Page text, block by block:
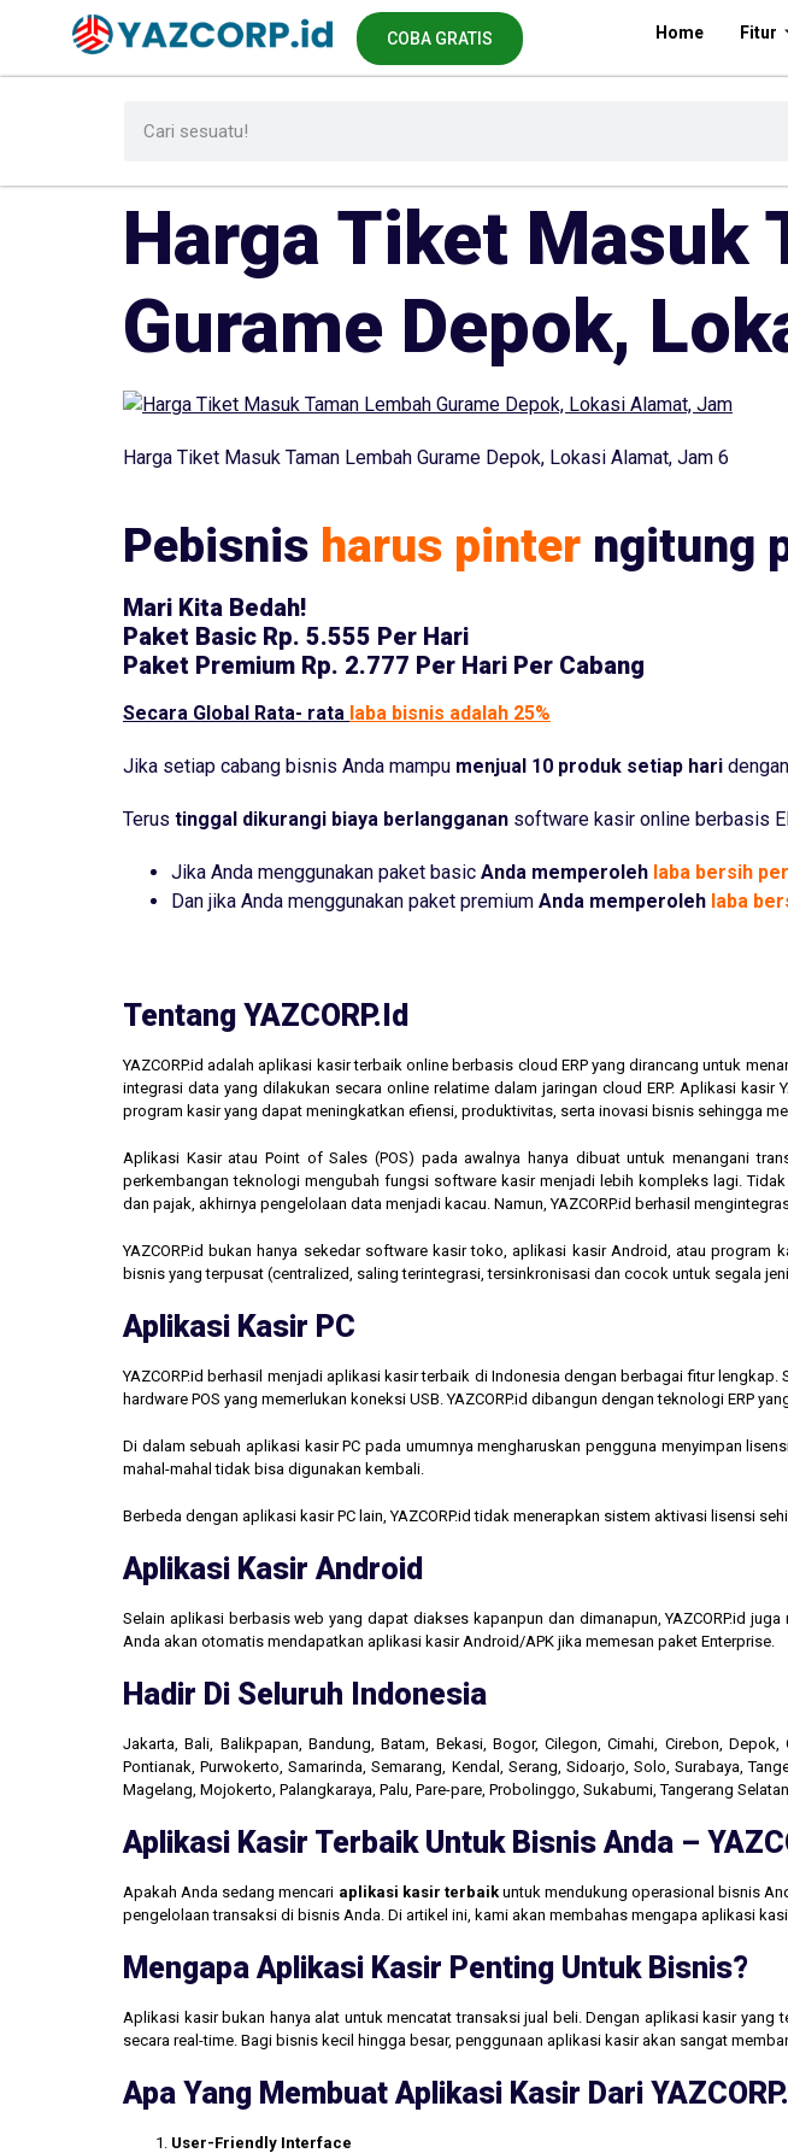
COBA GRATIS Home Fitur
Harga Tiket Masuk
Gurame Depok,
Harga Tiket Masuk Taman Lembah Gurame Depok, Lokasi Alamat, Jam 6
Pebisnis harus pinter ngitung
Mari Kita Bedah!
Paket Basic Rp. 5.555 Per Hari
Paket Premium Rp. 2.777 Per Hari Per Cabang
Secara Global Rata- rata laba bisnis adalah 25%
Jika setiap cabang bisnis Anda mampu menjual 10 produk setiap hari dengan
Terus tinggal dikurangi biaya berlangganan software kasir online berbasis
Jika Anda menggunakan paket basic Anda memperoleh laba bersih
Dan jika Anda menggunakan paket premium Anda memperoleh laba
Tentang YAZCORP.id
YAZCORP.id adalah aplikasi kasir terbaik online berbasis cloud ERP yang dirancang untuk
integrasi data yang dilakukan secara online relatime dalam jaringan cloud ERP. Aplikasi kasir
program kasir yang dapat meningkatkan efiensi, produktivitas, serta inovasi bisnis sehingga
Aplikasi Kasir atau Point of Sales (POS) pada awalnya hanya dibuat untuk menangani
perkembangan teknologi mengubah fungsi software kasir menjadi lebih kompleks lagi.
dan pajak, akhirnya pengelolaan data menjadi kacau. Namun, YAZCORP.id berhasil
YAZCORP.id bukan hanya sekedar software kasir toko, aplikasi kasir Android, atau program
bisnis yang terpusat (centralized, saling terintegrasi, tersinkronisasi dan cocok untuk segala
Aplikasi Kasir PC
YAZCORP.id berhasil menjadi aplikasi kasir terbaik di Indonesia dengan berbagai fitur
hardware POS yang memerlukan koneksi USB. YAZCORP.id dibangun dengan teknologi ERP
Di dalam sebuah aplikasi kasir PC pada umumnya mengharuskan pengguna menyimpan
mahal-mahal tidak bisa digunakan kembali.
Berbeda dengan aplikasi kasir PC lain, YAZCORP.id tidak menerapkan sistem aktivasi lisensi
Aplikasi Kasir Android
Selain aplikasi berbasis web yang dapat diakses kapanpun dan dimanapun, YAZCORP.id
Anda akan otomatis mendapatkan aplikasi kasir Android/APK jika memesan paket Enterprise.
Hadir Di Seluruh Indonesia
Jakarta, Bali, Balikpapan, Bandung, Batam, Bekasi, Bogor, Cilegon, Cimahi, Cirebon,
Pontianak, Purwokerto, Samarinda, Semarang, Kendal, Serang, Sidoarjo, Solo, Surabaya,
Magelang, Mojokerto, Palangkaraya, Palu, Pare-pare, Probolinggo, Sukabumi, Tangerang
Aplikasi Kasir Terbaik Untuk Bisnis Anda –
Apakah Anda sedang mencari aplikasi kasir terbaikuntuk mendukung operasional bisnis
pengelolaan transaksi di bisnis Anda. Di artikel ini, kami akan membahas mengapa aplikasi
Mengapa Aplikasi Kasir Penting Untuk Bisnis?
Aplikasi kasir bukan hanya alat untuk mencatat transaksi jual beli. Dengan aplikasi kasir
secara real-time. Bagi bisnis kecil hingga besar, penggunaan aplikasi kasir akan sangat
Apa Yang Membuat Aplikasi Kasir Dari
User-Friendly Interface